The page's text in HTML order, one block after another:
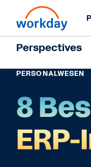
Perspectives
PERSONALWESEN
8